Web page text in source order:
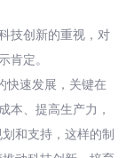
技创新的重视，对
肯定。
快速发展，关键在
本、提高生产力，
和支持，这样的制